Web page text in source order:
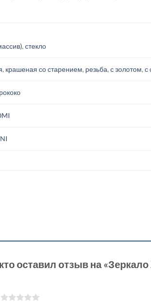
,стекло
, крашеная со старением, резьба,с золотом,с
оставил отзыв на «Зеркало